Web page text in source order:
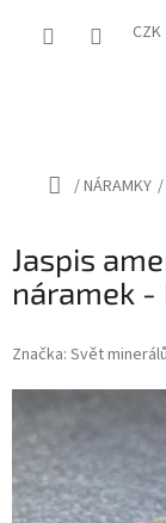
CZK
Domů
/NÁRAMKY /
Jaspis
náramek -
Značka: Svět minerálů